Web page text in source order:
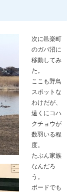
次に邑楽町
のガバ沼に
移動してみ
た。
ここも野鳥
スポットな
わけだが、
遠くにコハ
クチョウが
数羽いる程
度。
たぶん家族
なんだろ
う。
ボードでも